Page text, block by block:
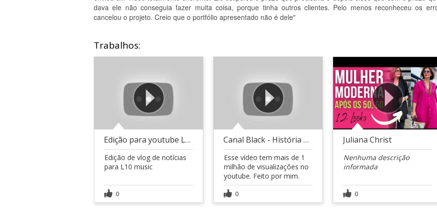
dava ele não conseguia fazer muita coisa, porque tinha outros clientes. Pelo menos reconheceu os
cancelou o projeto. Creio que o portfólio apresentado não é dele"
Trabalhos:
Edição para youtube L10 music
Edição de vlog de notícias
para L10 music
0
Canal Black - História de negócios
Esse vídeo tem mais de 1
milhão de visualizações no
youtube. Feito por mim.
0
Juliana Christ
Nenhuma descrição
informada
0